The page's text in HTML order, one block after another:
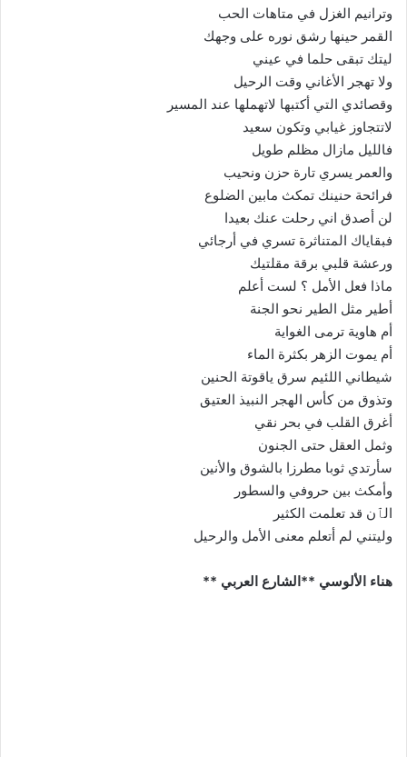
وترانيم الغزل في متاهات الحب
القمر حينها رشق نوره على وجهك
ليتك تبقى حلما في عيني
ولا تهجر الأغاني وقت الرحيل
وقصائدي التي أكتبها لاتهملها عند المسير
لاتتجاوز غيابي وتكون سعيد
فالليل مازال مظلم طويل
والعمر يسري تارة حزن ونحيب
فرائحة حنينك تمكث مابين الضلوع
لن أصدق اني رحلت عنك بعيدا
فبقاياك المتناثرة تسري في أرجائي
ورعشة قلبي برقة مقلتيك
ماذا فعل الأمل ؟ لست أعلم
أطير مثل الطير نحو الجنة
أم هاوية ترمى الغواية
أم يموت الزهر بكثرة الماء
شيطاني اللئيم سرق ياقوتة الحنين
وتذوق من كأس الهجر النبيذ العتيق
أغرق القلب في بحر نقي
وثمل العقل حتى الجنون
سأرتدي ثوبا مطرزا بالشوق والأنين
وأمكث بين حروفي والسطور
الٱن قد تعلمت الكثير
وليتني لم أتعلم معنى الأمل والرحيل
هناء الألوسي **الشارع العربي **